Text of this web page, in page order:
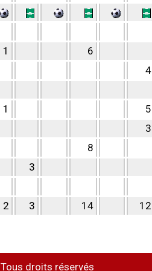
1 6
4
1 5
3
8
3
2 3 14 12
Tous droits réservés